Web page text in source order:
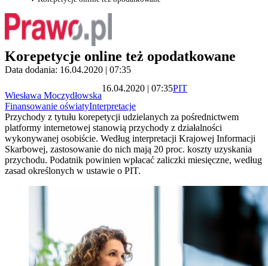
Korepetycje online też opodatkowane
Data dodania: 16.04.2020 | 07:35
Wiesława Moczydłowska
16.04.2020 | 07:35PIT
Finansowanie oświatyInterpretacje
Przychody z tytułu korepetycji udzielanych za pośrednictwem
platformy internetowej stanowią przychody z działalności
wykonywanej osobiście. Według interpretacji Krajowej Informacji
Skarbowej, zastosowanie do nich mają 20 proc. koszty uzyskania
przychodu. Podatnik powinien wpłacać zaliczki miesięczne, według
zasad określonych w ustawie o PIT.